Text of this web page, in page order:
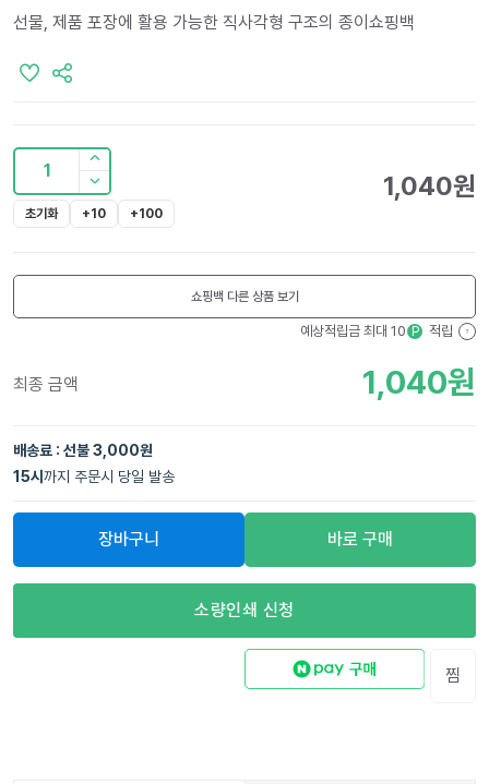
선물, 제품 포장에 활용 가능한 직사각형 구조의 종이쇼핑백
1
초기화 +10 +100
1,040원
쇼핑백 다른 상품 보기
예상적립금 최대 10 P 적립 ?
최종 금액 1,040원
배송료 : 선불 3,000원
15시 까지 주문시 당일 발송
장바구니 바로 구매
소량인쇄 신청
찜